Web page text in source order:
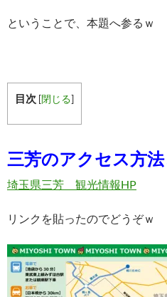
ということで、本題へ参るｗ
目次 [閉じる]
三芳のアクセス方法
埼玉県三芳 観光情報HP
リンクを貼ったのでどうぞｗ